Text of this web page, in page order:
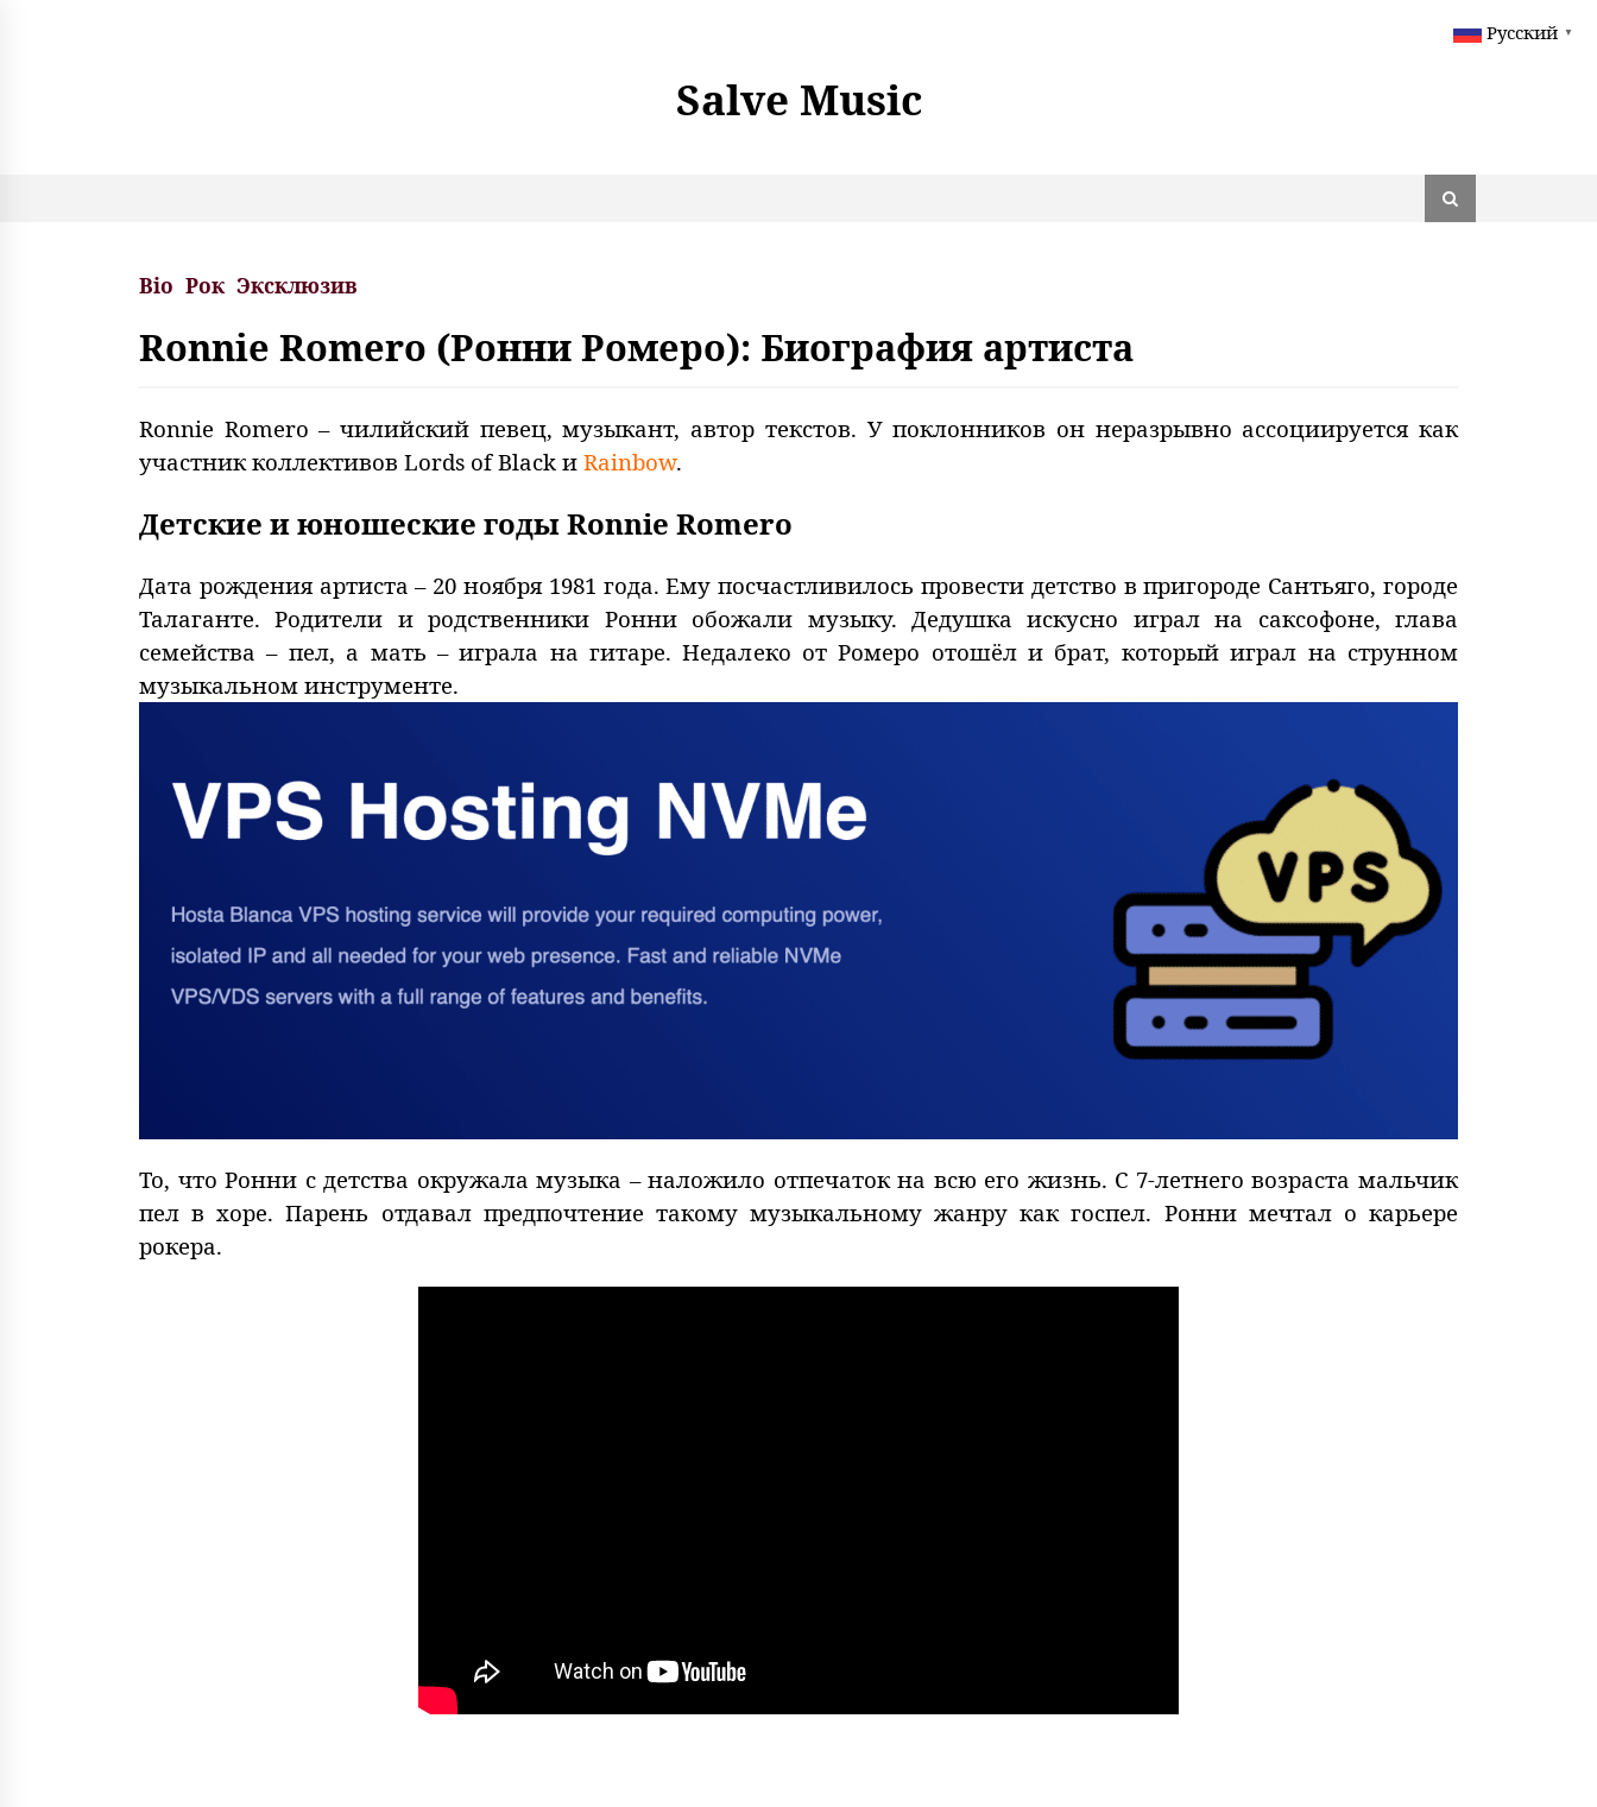
Salve Music
Bio Рок Эксклюзив
Ronnie Romero (Ронни Ромеро): Биография артиста
Ronnie Romero – чилийский певец, музыкант, автор текстов. У поклонников он неразрывно ассоциируется как
участник коллективов Lords of Black и Rainbow.
Детские и юношеские годы Ronnie Romero
Дата рождения артиста – 20 ноября 1981 года. Ему посчастливилось провести детство в пригороде Сантьяго, городе
Талаганте. Родители и родственники Ронни обожали музыку. Дедушка искусно играл на саксофоне, глава
семейства – пел, а мать – играла на гитаре. Недалеко от Ромеро отошёл и брат, который играл на струнном
музыкальном инструменте.
То, что Ронни с детства окружала музыка – наложило отпечаток на всю его жизнь. С 7-летнего возраста мальчик
пел в хоре. Парень отдавал предпочтение такому музыкальному жанру как госпел. Ронни мечтал о карьере
рокера.
Русский ▼